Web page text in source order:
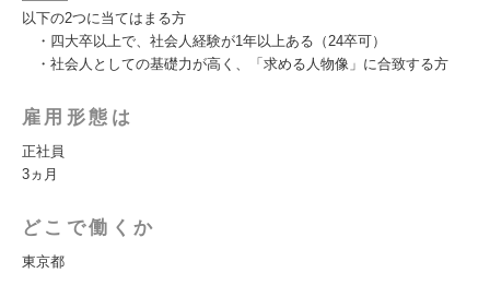
以下の2つに当てはまる方
・四大卒以上で、社会人経験が1年以上ある（24卒可）
・社会人としての基礎力が高く、「求める人物像」に合致する方
雇用形態は
正社員
3ヵ月
どこで働くか
東京都